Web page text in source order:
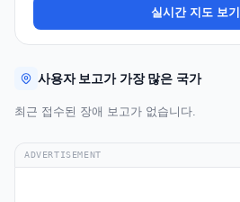
실시간 지도 보기
사용자 보고가 가장 많은 국가
최근 접수된 장애 보고가 없습니다.
ADVERTISEMENT